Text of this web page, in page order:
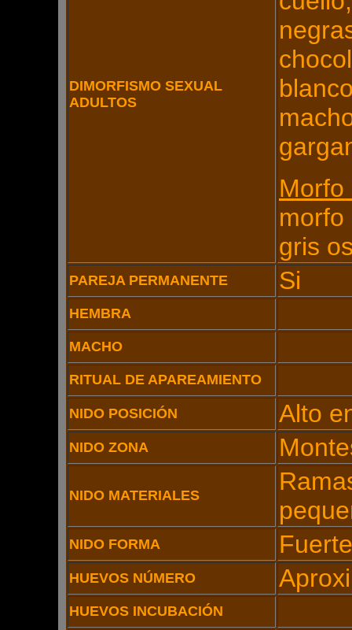
DIMORFISMO SEXUAL
ADULTOS
Morfo
morfo
gris
PAREJA PERMANENTE Si
HEMBRA
MACHO
RITUAL DE APAREAMIENTO
NIDO POSICIÓN Alto
NIDO ZONA
NIDO MATERIALES
NIDO FORMA
HUEVOS NÚMERO
HUEVOS INCUBACIÓN